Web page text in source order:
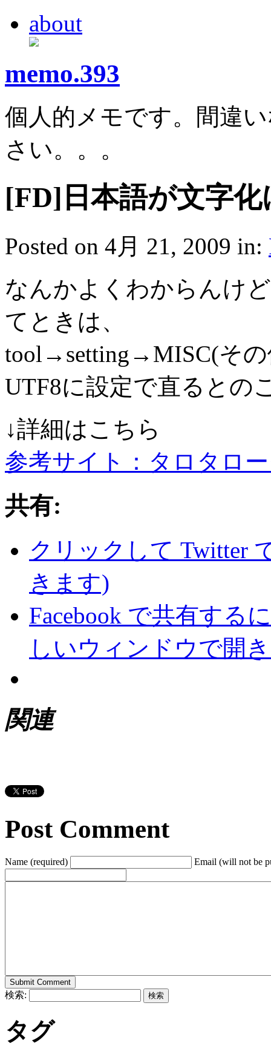
about
memo.393
個人的メモです。間違
さい。。。
[FD]日本語が文字
Posted on 4月 21, 2009 in:
なんかよくわからんけ
てときは、
tool→setting→MISC(その
UTF8に設定で直るとの
↓詳細はこちら
参考サイト：タロタロ
共有:
クリックして Twitter
きます)
Facebook で共有する
しいウィンドウで開
関連
Post Comment
Name (required) Email (will not be
検索:
タグ